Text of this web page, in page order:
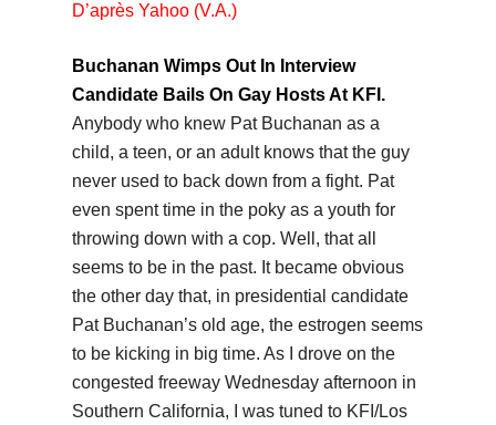
D’après Yahoo (V.A.)
Buchanan Wimps Out In Interview
Candidate Bails On Gay Hosts At KFI.
Anybody who knew Pat Buchanan as a
child, a teen, or an adult knows that the guy
never used to back down from a fight. Pat
even spent time in the poky as a youth for
throwing down with a cop. Well, that all
seems to be in the past. It became obvious
the other day that, in presidential candidate
Pat Buchanan’s old age, the estrogen seems
to be kicking in big time. As I drove on the
congested freeway Wednesday afternoon in
Southern California, I was tuned to KFI/Los